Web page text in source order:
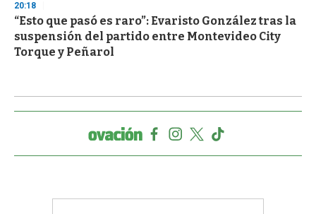
20:18
“Esto que pasó es raro”: Evaristo González tras la
suspensión del partido entre Montevideo City
Torque y Peñarol